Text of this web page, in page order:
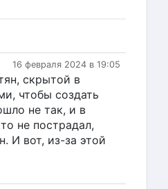
16 февраля 2024 в 19:05
скрытой в
чтобы создать
не так, и в
не пострадал,
И вот, из-за этой